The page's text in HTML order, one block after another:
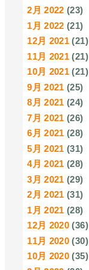
2月 2022 (23)
1月 2022 (21)
12月 2021 (21)
11月 2021 (21)
10月 2021 (21)
9月 2021 (25)
8月 2021 (24)
7月 2021 (26)
6月 2021 (28)
5月 2021 (31)
4月 2021 (28)
3月 2021 (29)
2月 2021 (31)
1月 2021 (28)
12月 2020 (36)
11月 2020 (30)
10月 2020 (35)